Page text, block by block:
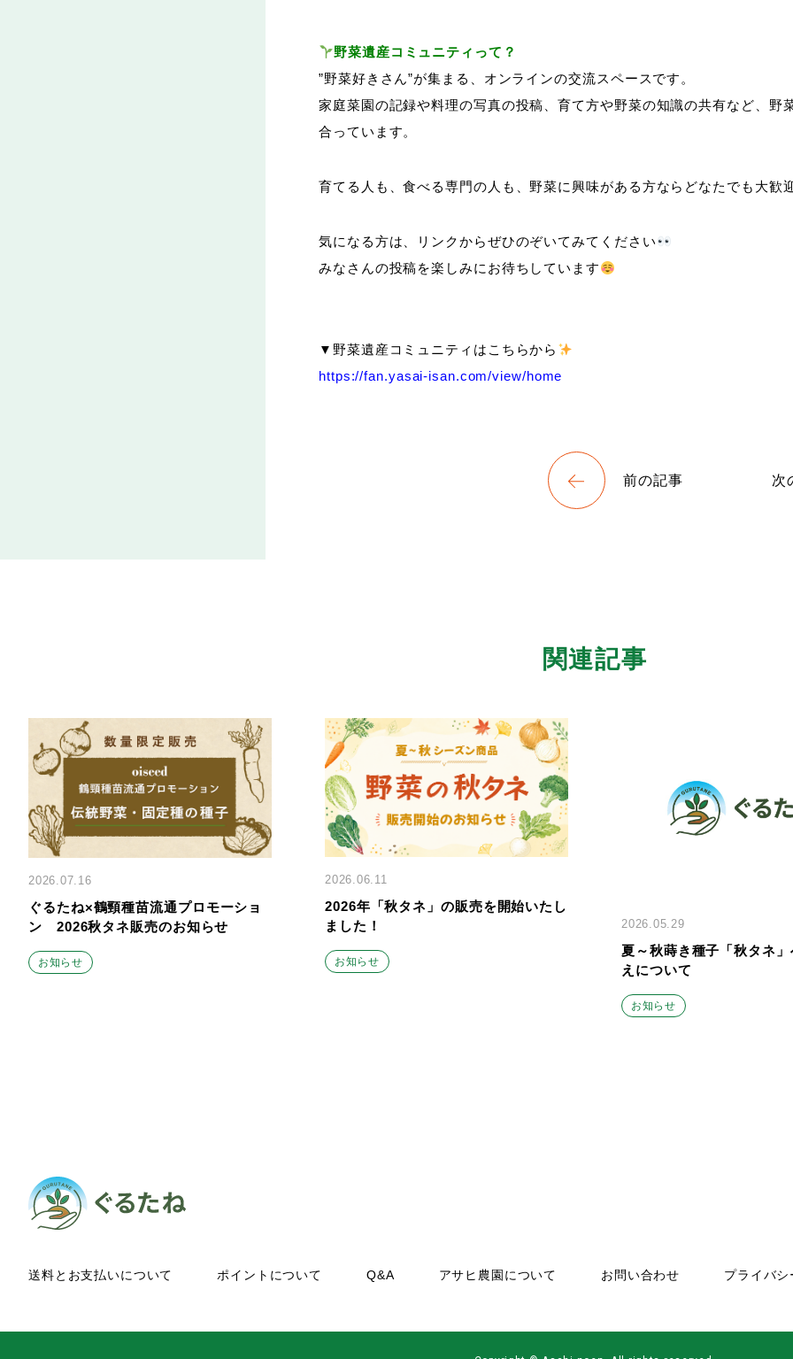
野菜遺産コミュニティって？
”野菜好きさん”が集まる、オンラインの交流スペースです。
家庭菜園の記録や料理の写真の投稿、育て方や野菜の知識の共有など、
合っています。
育てる人も、食べる専門の人も、野菜に興味がある方ならどなたでも大歓
気になる方は、リンクからぜひのぞいてみてください
みなさんの投稿を楽しみにお待ちしています
▼野菜遺産コミュニティはこちらから
https://fan.yasai-isan.com/view/home
前の記事 次
関連記事
2026.07.16
ぐるたね×鶴頸種苗流通プロモーショ
ン 2026秋タネ販売のお知らせ
お知らせ
2026.06.11
2026年「秋タネ」の販売を開始いたし
ました！
お知らせ
2026.05.29
夏～秋蒔き種子「秋タネ
えについて
お知らせ
送料とお支払いについて ポイントについて Q&A アサヒ農園について お問い合わせ プライバ